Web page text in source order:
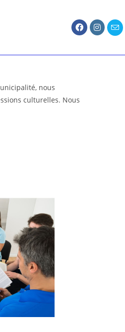
nous
culturelles. Nous